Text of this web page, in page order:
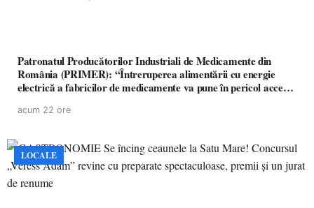
Patronatul Producătorilor Industriali de Medicamente din
România (PRIMER): “Întreruperea alimentării cu energie
electrică a fabricilor de medicamente va pune în pericol accesul
acum 22 ore
LOCALE